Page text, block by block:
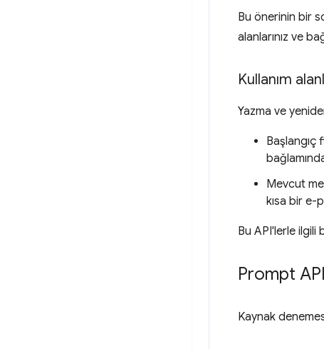
Bu önerinin bir
alanlarınız ve
Kullanım
Yazma ve
Başlangıç
Mevcut
kısa bir e-
Bu API'lerle ilgili
Prompt API
Kaynak denemesi